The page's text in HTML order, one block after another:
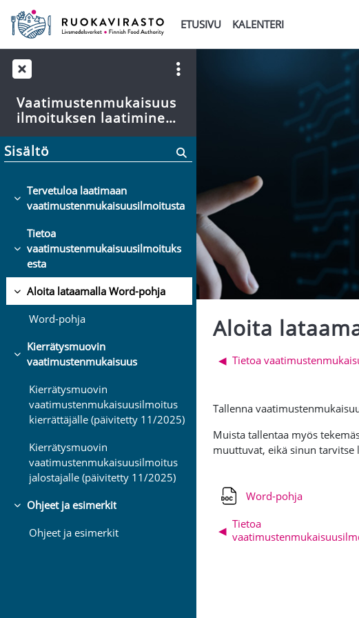
Siirry pääsisältöön
ETUSIVU
KALENTERI
Aloita
Osion
◀︎ Tietoa
Tallenna
Muista tallentaa myös
muuttuvat, eikä sinun
Word-pohja
◀︎ Tietoa
Vaatimustenmukaisuus
ilmoituksen laatiminen
elintarvikekontaktimat
eriaalille
Sisältö
Tiivistä
Tervetuloa laatimaan
vaatimustenmukaisuusilmoitusta
Tiivistä
Tietoa
vaatimustenmukaisuusilmoituks
esta
Tiivistä
Aloita lataamalla Word-pohja
Word-pohja
Tiivistä
Kierrätysmuovin
vaatimustenmukaisuus
Kierrätysmuovin
vaatimustenmukaisuusilmoitus
kierrättäjälle (päivitetty 11/2025)
Kierrätysmuovin
vaatimustenmukaisuusilmoitus
jalostajalle (päivitetty 11/2025)
Tiivistä
Ohjeet ja esimerkit
Ohjeet ja esimerkit